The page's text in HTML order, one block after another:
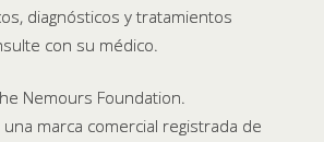
diagnósticos y tratamientos
con su médico.
Nemours Foundation.
marca comercial registrada de